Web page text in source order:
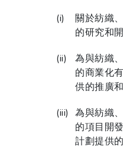
關於紡織
的研究和
為與紡織
的商業化
供的推廣
為與紡織
的項目開
計劃提供